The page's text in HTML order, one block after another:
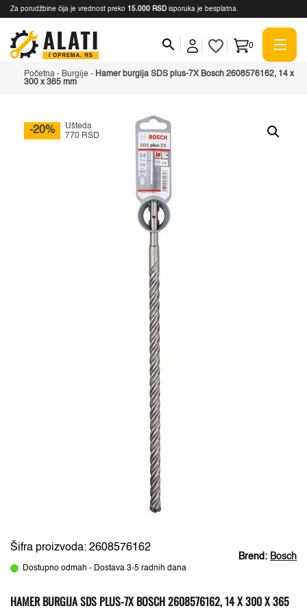
Za porudžbine čija je vrednost preko 15.000 RSD isporuka je besplatna.
0
Početna - Burgije - Hamer burgija SDS plus-7X Bosch 2608576162, 14 x
300 x 365 mm
-20%
Ušteda
770 RSD
Brend: Bosch
Šifra proizvoda: 2608576162
Dostupno odmah - Dostava 3-5 radnih dana
HAMER BURGIJA SDS PLUS-7X BOSCH 2608576162, 14 X 300 X 365